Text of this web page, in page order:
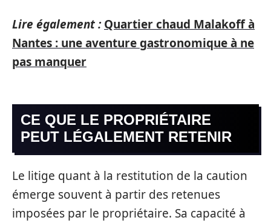
Lire également : Quartier chaud Malakoff à
Nantes : une aventure gastronomique à ne
pas manquer
CE QUE LE PROPRIÉTAIRE
PEUT LÉGALEMENT RETENIR
Le litige quant à la restitution de la caution
émerge souvent à partir des retenues
imposées par le propriétaire. Sa capacité à